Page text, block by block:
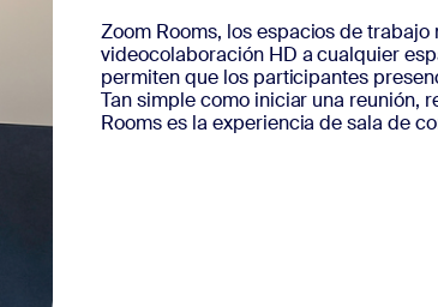
Zoom Rooms, los espacios de
videocolaboración HD a cualquier
permiten que los participantes
Tan simple como iniciar una reunión,
Rooms es la experiencia de sala de